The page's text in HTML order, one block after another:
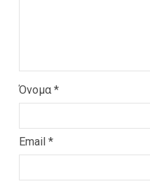
Όνομα *
Email *